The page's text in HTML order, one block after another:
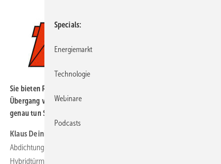
Sie bieten Reparaturen für Hybridtürme insbesondere am
Übergang von unterer Beton- zu oberer Stahlhälfte an. Was
genau tun Sie dabei?
Klaus Deininger:
Abdichtung besonders im Bereich der Adapterelemente von
Hybridtürmen, einer „Bandage“. Hier, wo Spannglieder an der
Specials
Energiemarkt
Technologie
Webinare
Podcasts